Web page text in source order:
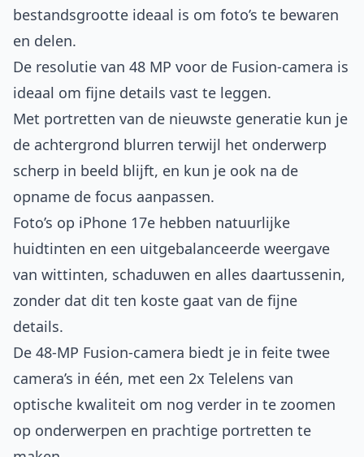
bestands­grootte ideaal is om foto’s te bewaren
en delen.
De resolutie van 48 MP voor de Fusion-camera is
ideaal om fijne details vast te leggen.
Met portretten van de nieuwste generatie kun je
de achtergrond blurren terwijl het onderwerp
scherp in beeld blijft, en kun je ook na de
opname de focus aanpassen.
Foto’s op iPhone 17e hebben natuurlijke
huidtinten en een uitgebalanceerde weergave
van wittinten, schaduwen en alles daartussenin,
zonder dat dit ten koste gaat van de fijne
details.
De 48-MP Fusion-camera biedt je in feite twee
camera’s in één, met een 2x Telelens van
optische kwaliteit om nog verder in te zoomen
op onderwerpen en prachtige portretten te